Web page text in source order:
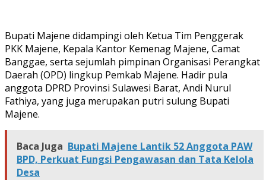
Bupati Majene didampingi oleh Ketua Tim Penggerak
PKK Majene, Kepala Kantor Kemenag Majene, Camat
Banggae, serta sejumlah pimpinan Organisasi Perangkat
Daerah (OPD) lingkup Pemkab Majene. Hadir pula
anggota DPRD Provinsi Sulawesi Barat, Andi Nurul
Fathiya, yang juga merupakan putri sulung Bupati
Majene.
Baca Juga Bupati Majene Lantik 52 Anggota PAW
BPD, Perkuat Fungsi Pengawasan dan Tata Kelola
Desa